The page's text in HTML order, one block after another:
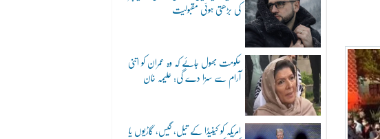
کی بڑھتی ہوئی مقبولیت
حکومت بھول جائے کہ وہ عمران کو اتنی
آرام سے سزا دے گی: علیمہ خان
امریکہ کو کینیڈا کے تیل، گیس، گاڑیوں یا